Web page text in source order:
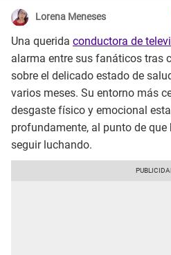
Lorena Meneses
Una querida conductora de
alarma entre sus fanáticos tras
sobre el delicado estado de
varios meses. Su entorno más
desgaste físico y emocional
profundamente, al punto de
seguir luchando.